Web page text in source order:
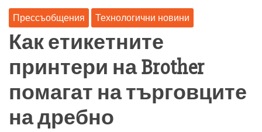
Прессъобщения Технологични новини
Как етикетните
принтери на Brother
помагат на търговците
на дребно